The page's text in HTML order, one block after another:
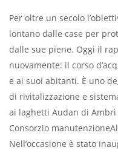
Per oltre un secolo
lontano dalle case per
dalle sue piene. Oggi il
nuovamente: il corso
e ai suoi abitanti. È uno
di rivitalizzazione e
ai laghetti Audan di
Consorzio
Nell’occasione è stato